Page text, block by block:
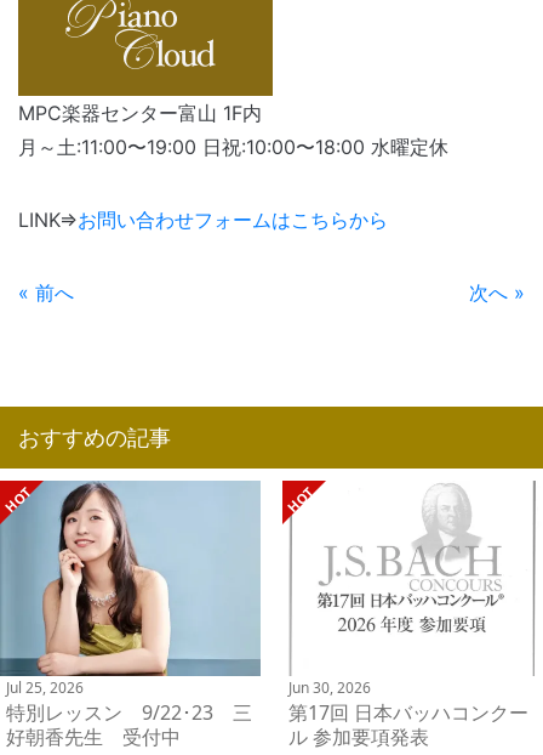
MPC楽器センター富山 1F内
月～土:11:00〜19:00 日祝:10:00〜18:00 水曜定休
LINK⇒お問い合わせフォームはこちらから
« 前へ 次へ »
おすすめの記事
Jul 25, 2026
特別レッスン 9/22･23 三
好朝香先生 受付中
Jun 30, 2026
第17回 日本バッハコンクー
ル 参加要項発表